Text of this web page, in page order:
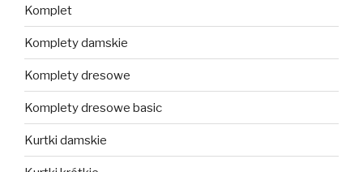
Komplet
Komplety damskie
Komplety dresowe
Komplety dresowe basic
Kurtki damskie